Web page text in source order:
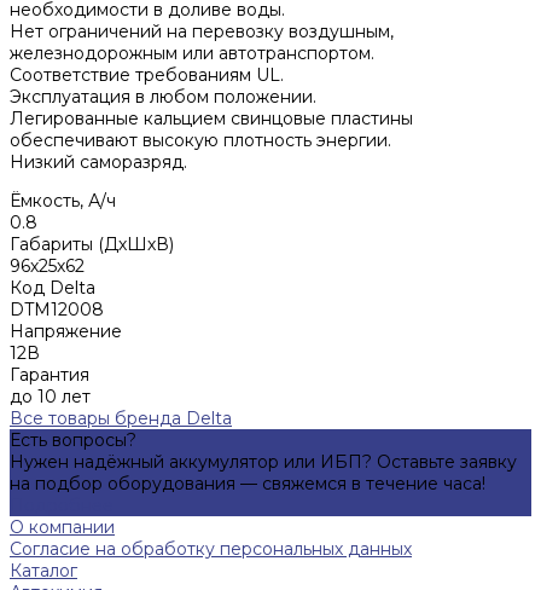
необходимости в доливе воды.
Нет ограничений на перевозку воздушным,
железнодорожным или автотранспортом.
Соответствие требованиям UL.
Эксплуатация в любом положении.
Легированные кальцием свинцовые пластины
обеспечивают высокую плотность энергии.
Низкий саморазряд.
Ёмкость, А/ч
0.8
Габариты (ДхШхВ)
96х25х62
Код Delta
DTM12008
Напряжение
12В
Гарантия
до 10 лет
Все товары бренда Delta
Есть вопросы?
Нужен надёжный аккумулятор или ИБП? Оставьте заявку
на подбор оборудования — свяжемся в течение часа!
О компании
Согласие на обработку персональных данных
Каталог